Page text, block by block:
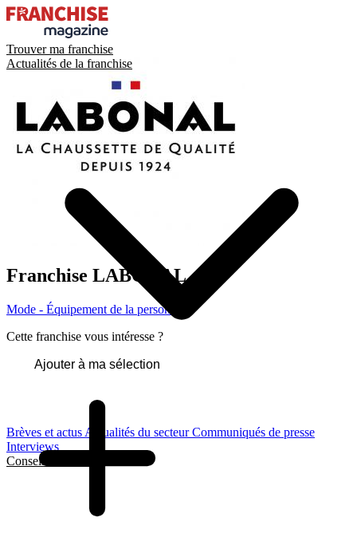
Trouver ma franchise
Actualités de la franchise
Brèves et actus Actualités du secteurCommuniqués de presse
Interviews
Conseils et Guides
Franchise LABONAL
Mode - Équipement de la personne
Cette franchise vous intéresse ?
Ajouter à ma sélection